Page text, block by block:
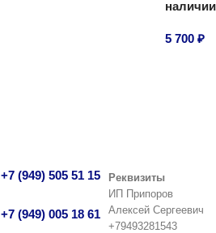
наличии
5 700₽
+7 (949) 505 51 15
+7 (949) 005 18 61
Реквизиты
ИП Припоров
Алексей Сергеевич
+79493281543